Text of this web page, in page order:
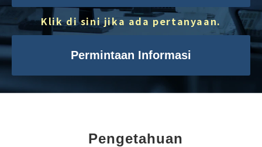
Klik di sini jika ada pertanyaan.
Permintaan Informasi
Pengetahuan